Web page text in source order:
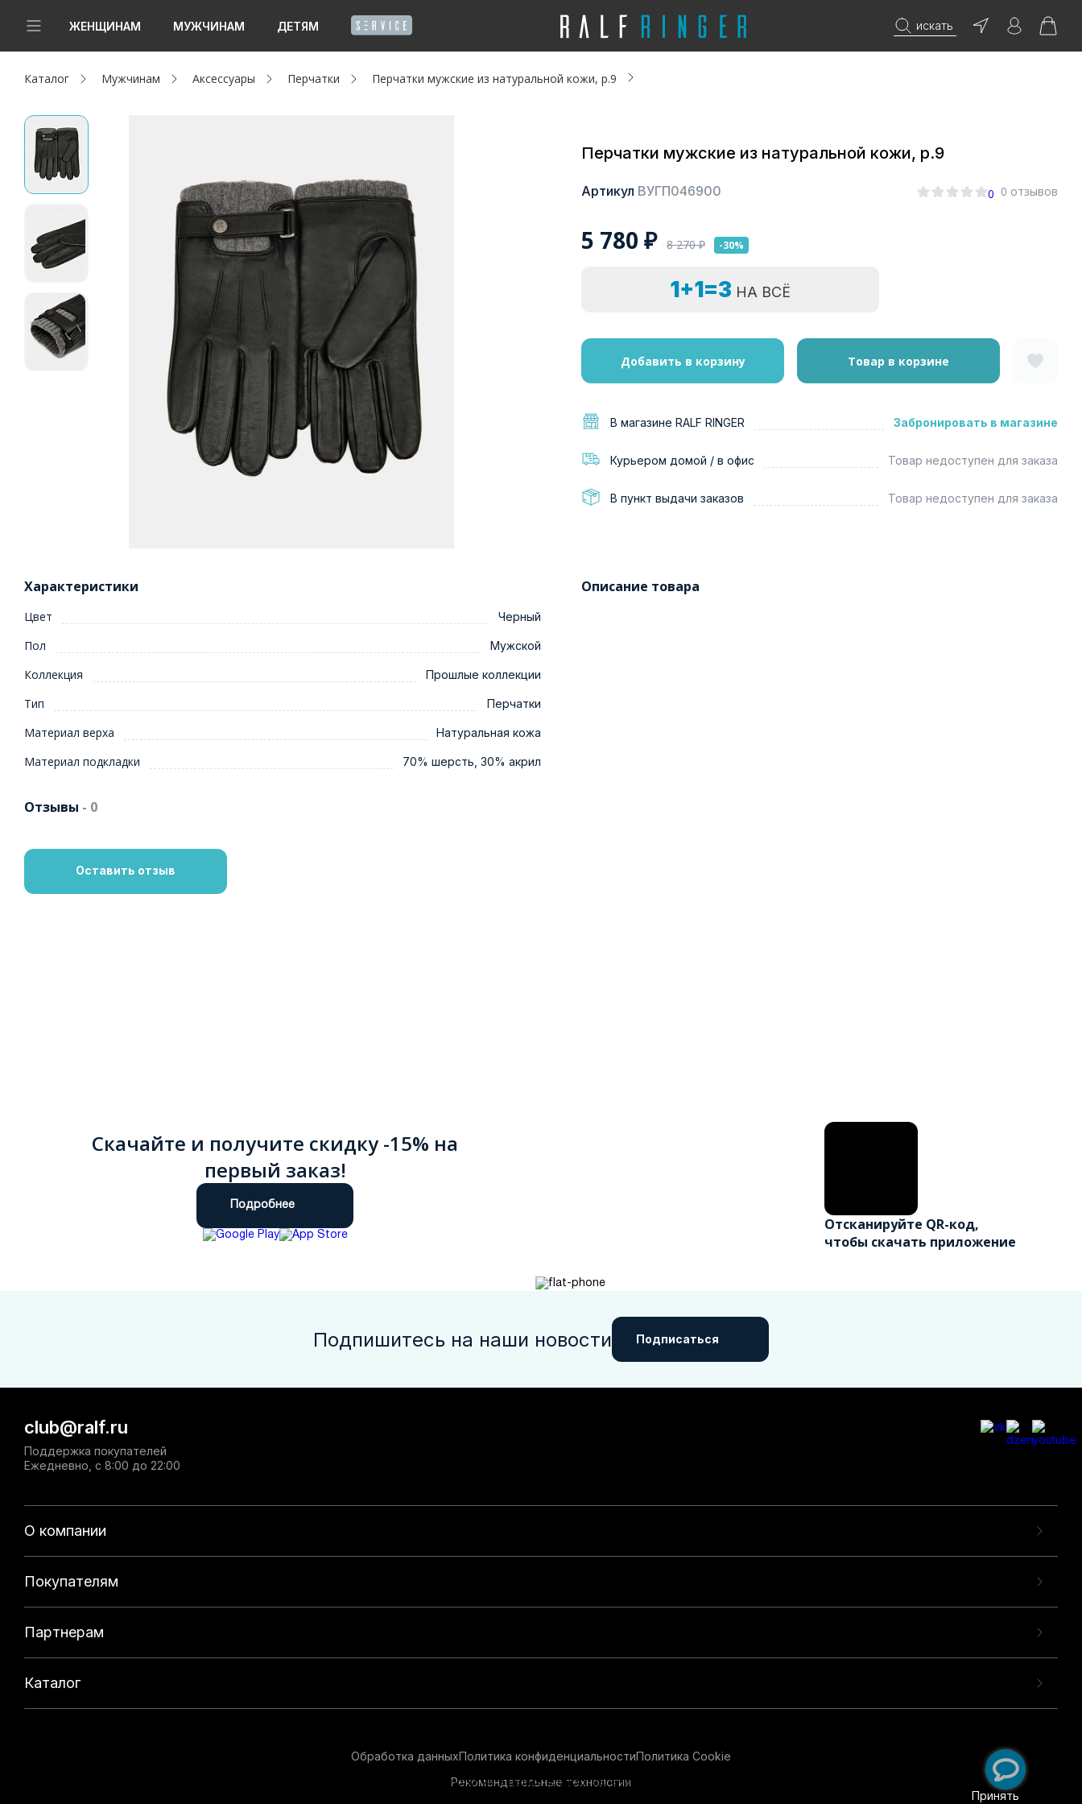
ЖЕНЩИНАМ МУЖЧИНАМ ДЕТЯМ искать
Новинки
Женщинам
Мужчинам
Капсула
Акции / Новости
Адреса магазинов
Каталог Мужчинам Аксессуары Перчатки Перчатки мужские из натуральной кожи, р.9
Перчатки мужские из натуральной кожи, р.9
Артикул ВУГП046900 0 0 отзывов
5 780 ₽ 8 270₽ -30%
1+1=3 НА ВСЁ
Добавить в корзину Товар в корзине
В магазине RALF RINGER Забронировать в магазине
Курьером домой / в офис Товар недоступен для заказа
В пункт выдачи заказов Товар недоступен для заказа
Характеристики
Цвет Черный
Пол Мужской
Коллекция Прошлые коллекции
Тип Перчатки
Материал верха Натуральная кожа
Материал подкладки 70% шерсть, 30% акрил
Описание товара
Отзывы - 0
Оставить отзыв
Скачайте и получите скидку -15% на
первый заказ!
Подробнее
Отсканируйте QR-код,
чтобы скачать приложение
Подпишитесь на наши новости Подписаться
О компании
Покупателям
Партнерам
Каталог
club@ralf.ru
Поддержка покупателей
Ежедневно, с 8:00 до 22:00
Обработка данныхПолитика конфиденциальностиПолитика Cookie
Рекомендательные технологии
Данный веб-сайт использует cookie-файлы и рекомендательные технологии в целях предоставления вам лучшего пользовательского опыта
Принять